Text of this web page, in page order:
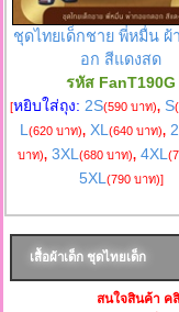
ชุดไทยเด็กชาย พี่หมื่น ผ้
อก สีแดงสด
รหัส FanT190G
[หยิบใส่ถุง: 2S(590 บาท), S
L(620 บาท), XL(640 บาท),
บาท), 3XL (680 บาท), 4XL
5XL (790 บาท)]
เสื้อผ้าเด็ก ชุดไทยเด็ก
สนใจสินค้า ค